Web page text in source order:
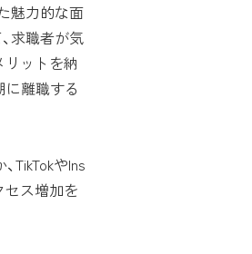
魅力的な面
求職者が気
ットを納
に離職する
TikTokやIns
セス増加を